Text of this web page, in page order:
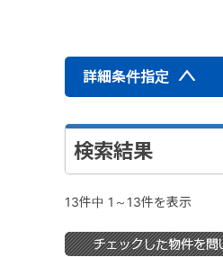
詳細条件指定
検索結果
13件中 1～13件を表示